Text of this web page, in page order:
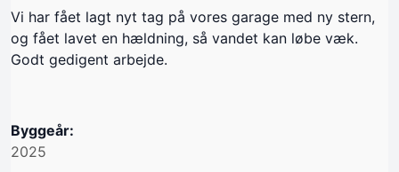
Vi har fået lagt nyt tag på vores garage med ny stern,
og fået lavet en hældning, så vandet kan løbe væk.
Godt gedigent arbejde.
Byggeår:
2025